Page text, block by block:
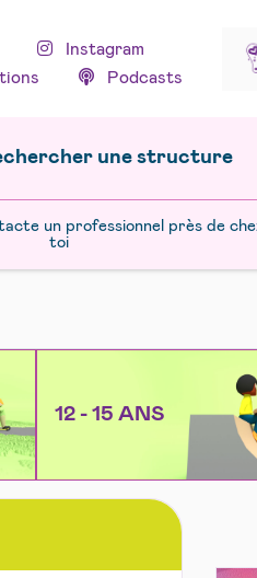
Instagram
Podcasts
une structure
un professionnel près de
toi
12 - 15 ANS